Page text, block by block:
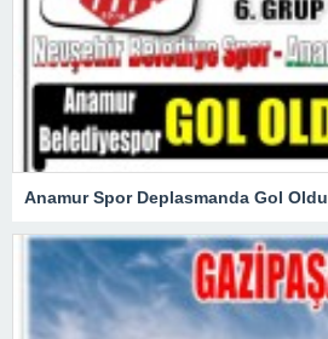
Anamur Spor Deplasmanda Gol Oldu